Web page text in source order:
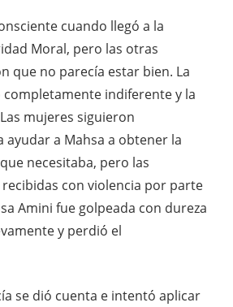
cuando llegó a la
Moral, pero las otras
que no parecía estar bien. La
indiferente y la
mujeres siguieron
a Mahsa a obtener la
necesitaba, pero las
con violencia por parte
Amini fue golpeada con dureza
y perdió el
se dió cuenta e intentó aplicar